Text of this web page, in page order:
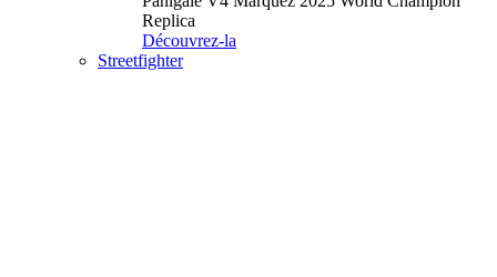
Replica
Découvrez-la
Streetfighter